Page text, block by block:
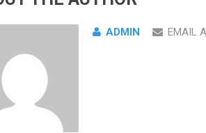
ADMIN EMAIL